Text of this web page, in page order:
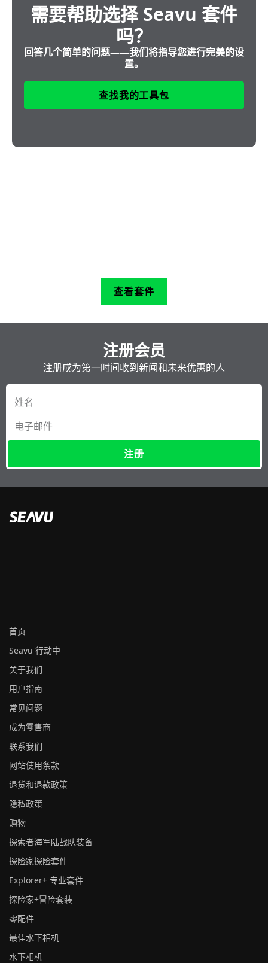
需要帮助选择 Seavu 套件
吗？
回答几个简单的问题——我们将指导您进行完美的设
置。
查找我的工具包
查看套件
注册会员
注册成为第一时间收到新闻和未来优惠的人
注册
首页
Seavu 行动中
关于我们
用户指南
常见问题
成为零售商
联系我们
网站使用条款
退货和退款政策
隐私政策
购物
探索者海军陆战队装备
探险家探险套件
Explorer+ 专业套件
探险家+冒险套装
零配件
最佳水下相机
水下相机